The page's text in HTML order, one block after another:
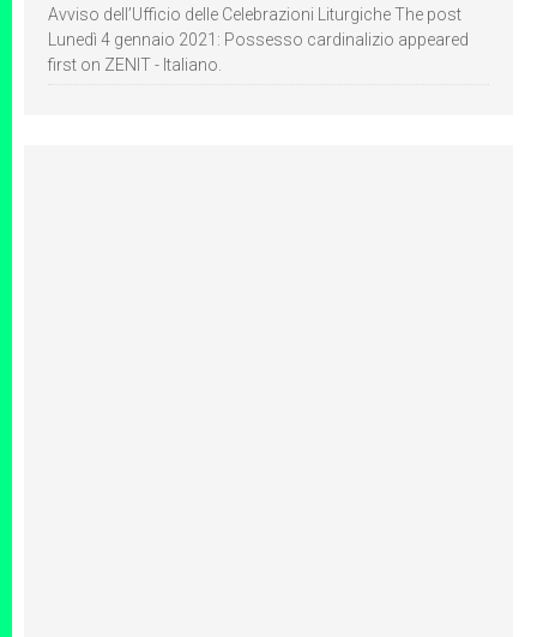
Avviso dell’Ufficio delle Celebrazioni Liturgiche The post
Lunedì 4 gennaio 2021: Possesso cardinalizio appeared
first on ZENIT - Italiano.